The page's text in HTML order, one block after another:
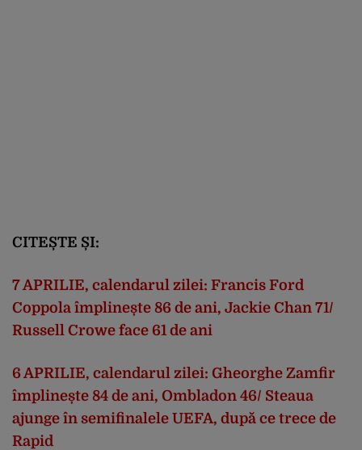
CITEȘTE ȘI:
7 APRILIE, calendarul zilei: Francis Ford
Coppola împlinește 86 de ani, Jackie Chan 71/
Russell Crowe face 61 de ani
6 APRILIE, calendarul zilei: Gheorghe Zamfir
împlinește 84 de ani, Ombladon 46/ Steaua
ajunge în semifinalele UEFA, după ce trece de
Rapid